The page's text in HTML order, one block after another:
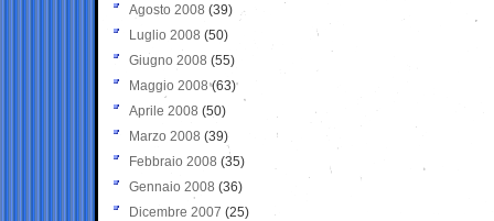
Agosto 2008 (39)
Luglio 2008 (50)
Giugno 2008 (55)
Maggio 2008(63)
Aprile 2008 (50)
Marzo 2008 (39)
Febbraio 2008 (35)
Gennaio 2008 (36)
Dicembre 2007 (25)